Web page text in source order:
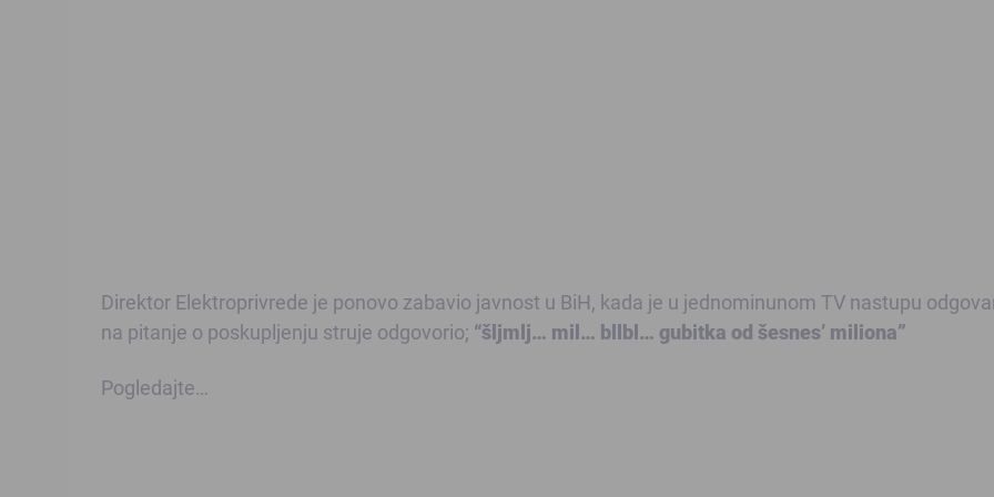
Direktor Elektroprivrede je ponovo zabavio javnost u BiH, kada je u jednominunom TV nastupu
na pitanje o poskupljenju struje odgovorio; “šljmlj… mil… bllbl… gubitka od šesnes’ miliona”
Pogledajte…